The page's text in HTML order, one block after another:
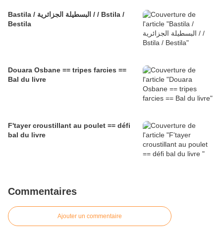
Bastila / البسطيلة الجزائرية / / Bstila /
Bestila
Douara Osbane == tripes farcies ==
Bal du livre
F'tayer croustillant au poulet == défi
bal du livre
Commentaires
Ajouter un commentaire